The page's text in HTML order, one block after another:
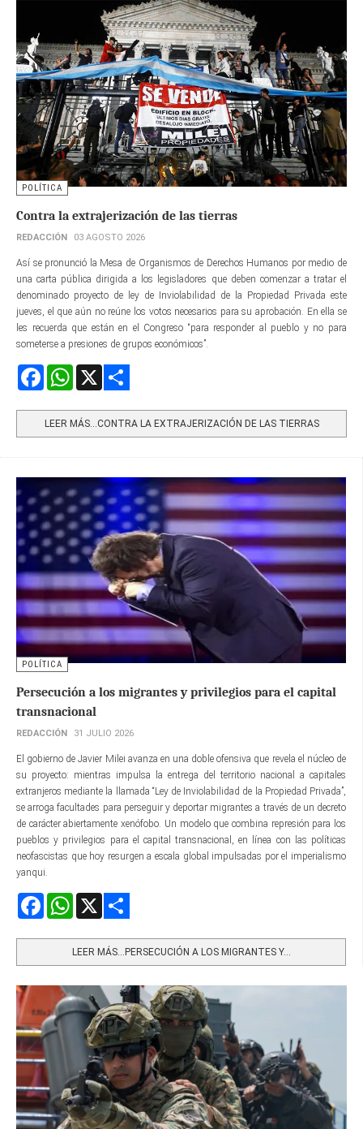
POLÍTICA
Contra la extrajerización de las tierras
REDACCIÓN 03 AGOSTO 2026
Así se pronunció la Mesa de Organismos de Derechos Humanos por medio de
una carta pública dirigida a los legisladores que deben comenzar a tratar el
denominado proyecto de ley de Inviolabilidad de la Propiedad Privada este
jueves, el que aún no reúne los votos necesarios para su aprobación. En ella se
les recuerda que están en el Congreso “para responder al pueblo y no para
someterse a presiones de grupos económicos”.
FacebookWhatsApp
LEER MÁS…CONTRA LA EXTRAJERIZACIÓN DE LAS TIERRAS
POLÍTICA
Persecución a los migrantes y privilegios para el capital
transnacional
REDACCIÓN 31 JULIO 2026
El gobierno de Javier Milei avanza en una doble ofensiva que revela el núcleo de
su proyecto: mientras impulsa la entrega del territorio nacional a capitales
extranjeros mediante la llamada “Ley de Inviolabilidad de la Propiedad Privada”,
se arroga facultades para perseguir y deportar migrantes a través de un decreto
de carácter abiertamente xenófobo. Un modelo que combina represión para los
pueblos y privilegios para el capital transnacional, en línea con las políticas
neofascistas que hoy resurgen a escala global impulsadas por el imperialismo
yanqui.
FacebookWhatsApp
LEER MÁS…PERSECUCIÓN A LOS MIGRANTES Y...